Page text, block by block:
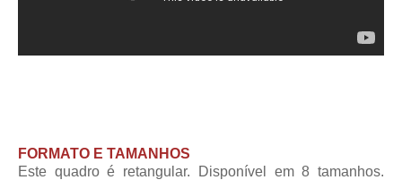
FORMATO E TAMANHOS
Este quadro é retangular. Disponível em 8 tamanhos.